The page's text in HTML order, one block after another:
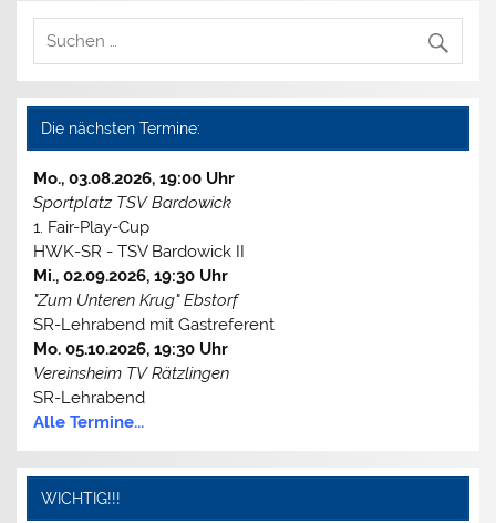
Die nächsten Termine:
Mo., 03.08.2026, 19:00 Uhr
Sportplatz TSV Bardowick
1. Fair-Play-Cup
HWK-SR - TSV Bardowick II
Mi., 02.09.2026, 19:30 Uhr
"Zum Unteren Krug" Ebstorf
SR-Lehrabend mit Gastreferent
Mo. 05.10.2026, 19:30 Uhr
Vereinsheim TV Rätzlingen
SR-Lehrabend
Alle Termine...
WICHTIG!!!